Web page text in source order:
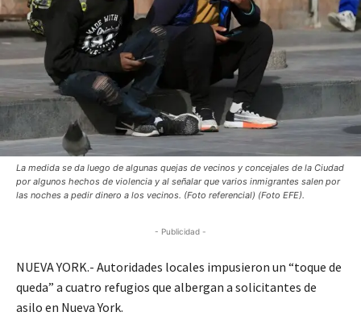
La medida se da luego de algunas quejas de vecinos y concejales de la Ciudad
por algunos hechos de violencia y al señalar que varios inmigrantes salen por
las noches a pedir dinero a los vecinos. (Foto referencial) (Foto EFE).
- Publicidad -
NUEVA YORK.- Autoridades locales impusieron un “toque de
queda” a cuatro refugios que albergan a solicitantes de
asilo en Nueva York.